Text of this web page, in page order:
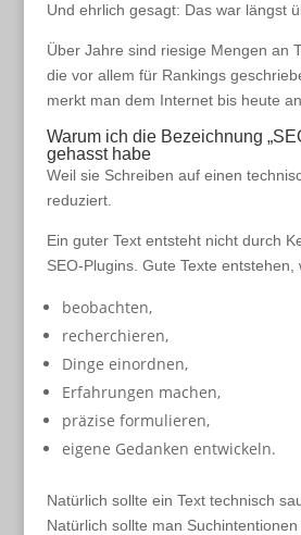
Und ehrlich gesagt: Das war längst
Über Jahre sind riesige Mengen an
die vor allem für Rankings
merkt man dem Internet bis heute an.
Warum ich die Bezeichnung
gehasst habe
Weil sie Schreiben auf einen
reduziert.
Ein guter Text entsteht nicht durch
SEO-Plugins. Gute Texte entstehen,
beobachten,
recherchieren,
Dinge einordnen,
Erfahrungen machen,
präzise formulieren,
eigene Gedanken entwickeln.
Natürlich sollte ein Text technisch
Natürlich sollte man